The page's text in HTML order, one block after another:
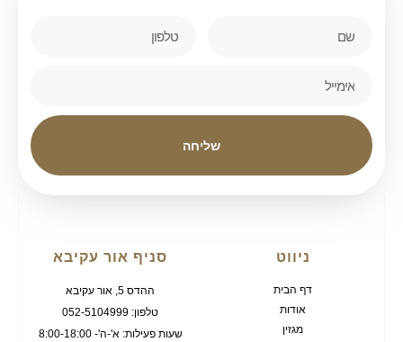
שליחה
ניווט
דף הבית
אודות
מגזין
סניף אור עקיבא
ההדס 5, אור עקיבא
טלפון: 052-5104999
שעות פעילות: א'-ה'- 8:00-18:00